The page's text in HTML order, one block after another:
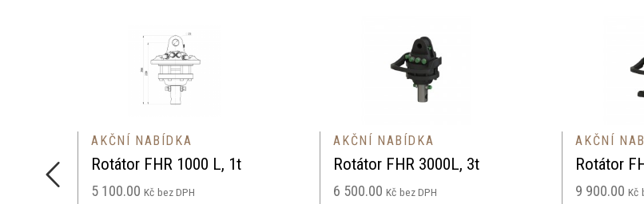
AKČNÍ NABÍDKA
Rotátor FHR 1000 L, 1t
bez DPH
AKČNÍ NABÍDKA
Rotátor FHR 3000L, 3t
bez DPH
AKČNÍ NABÍDKA
Rotátor FHR 3000 SF, 3t
bez DPH